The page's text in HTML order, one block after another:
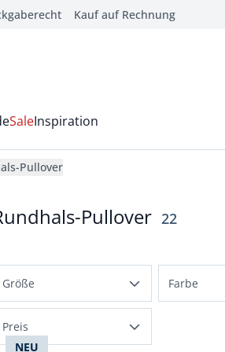
Kauf auf Rechnung
Taste
SaleInspiration
Pullover
Pullover Ergebnisse
22
Größe
Normalgrößen
36 38 40 42
Farbe
Preis
NEU